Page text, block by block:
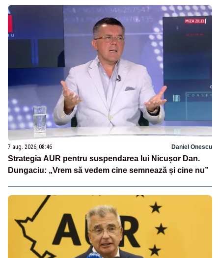
7 aug. 2026, 08:46 Daniel Onescu
Strategia AUR pentru suspendarea lui Nicușor Dan.
Dungaciu: „Vrem să vedem cine semnează și cine nu”